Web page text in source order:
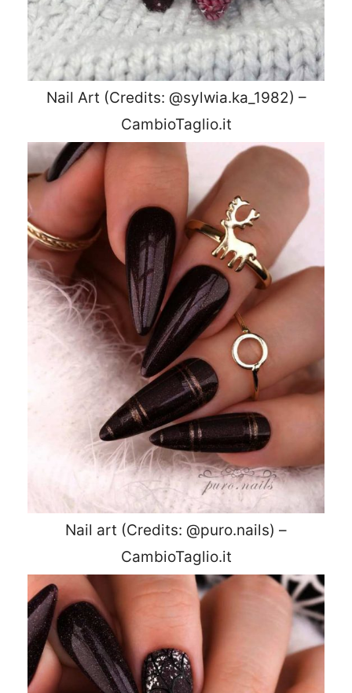
Nail Art (Credits: @sylwia.ka_1982) –
CambioTaglio.it
Nail art (Credits: @puro.nails) –
CambioTaglio.it